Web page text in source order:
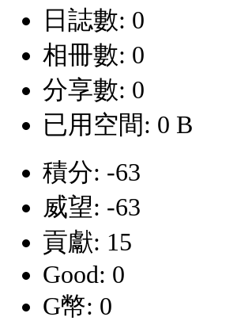
日誌數: 0
相冊數: 0
分享數: 0
已用空間: 0 B
積分: -63
威望: -63
貢獻: 15
Good: 0
G幣: 0